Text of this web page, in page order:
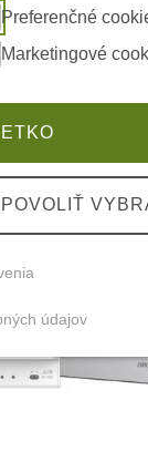
HIKVISION DS-
Preferenčné
Marketingové
POVOLIŤ
údajov